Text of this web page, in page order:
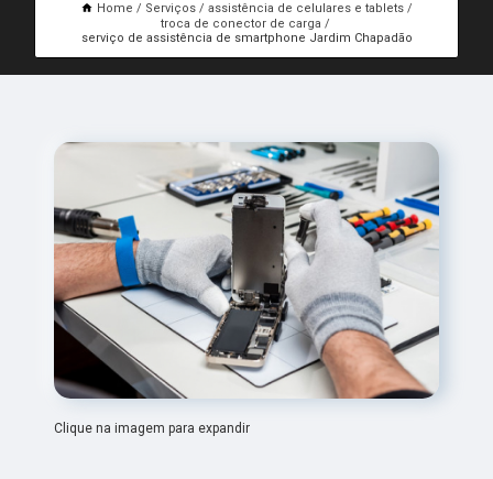
Home Serviços
assistência de celulares e tablets
troca de conector de carga
serviço de assistência de smartphone Jardim Chapadão
Clique na imagem para expandir